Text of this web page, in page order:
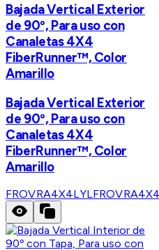
Bajada Vertical Exterior
de 90º, Para uso con
Canaletas 4X4
FiberRunner™, Color
Amarillo
Bajada Vertical Exterior
de 90º, Para uso con
Canaletas 4X4
FiberRunner™, Color
Amarillo
FROVRA4X4LYL